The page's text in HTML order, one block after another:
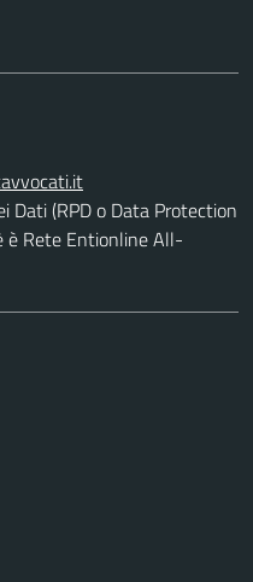
Dati (RPD o Data Protection
è Rete Entionline All-